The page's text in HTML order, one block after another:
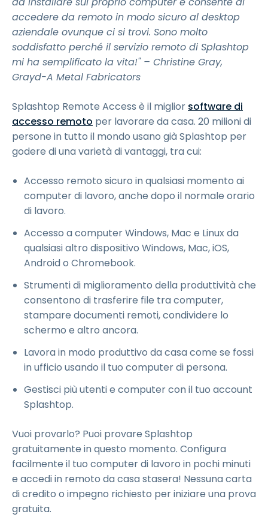
accedere da remoto in modo sicuro al desktop
aziendale ovunque ci si trovi. Sono molto
soddisfatto perché il servizio remoto di Splashtop
mi ha semplificato la vita!" – Christine Gray,
Grayd-A Metal Fabricators
Splashtop Remote Access è il miglior software di
accesso remoto per lavorare da casa. 20 milioni di
persone in tutto il mondo usano già Splashtop per
godere di una varietà di vantaggi, tra cui:
Accesso remoto sicuro in qualsiasi momento ai
computer di lavoro, anche dopo il normale orario
di lavoro.
Accesso a computer Windows, Mac e Linux da
qualsiasi altro dispositivo Windows, Mac, iOS,
Android o Chromebook.
Strumenti di miglioramento della produttività che
consentono di trasferire file tra computer,
stampare documenti remoti, condividere lo
schermo e altro ancora.
Lavora in modo produttivo da casa come se fossi
in ufficio usando il tuo computer di persona.
Gestisci più utenti e computer con il tuo account
Splashtop.
Vuoi provarlo? Puoi provare Splashtop
gratuitamente in questo momento. Configura
facilmente il tuo computer di lavoro in pochi minuti
e accedi in remoto da casa stasera! Nessuna carta
di credito o impegno richiesto per iniziare una prova
gratuita.